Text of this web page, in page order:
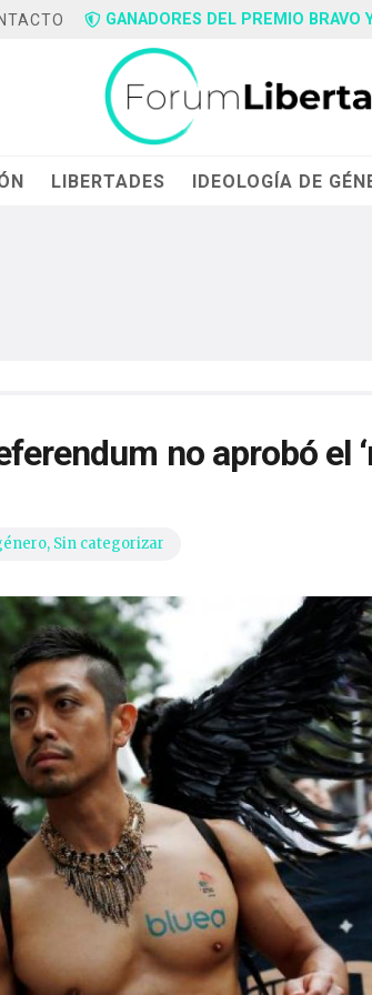
GANADORES DEL PREMIO BRAVO
LIBERTADES IDEOLOGÍA DE
no aprobó el
, Sin categorizar